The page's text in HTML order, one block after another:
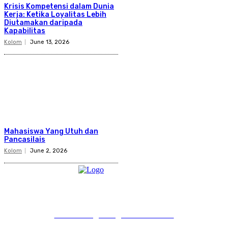
Krisis Kompetensi dalam Dunia
Kerja: Ketika Loyalitas Lebih
Diutamakan daripada
Kapabilitas
Kolom June 13, 2026
Mahasiswa Yang Utuh dan
Pancasilais
Kolom June 2, 2026